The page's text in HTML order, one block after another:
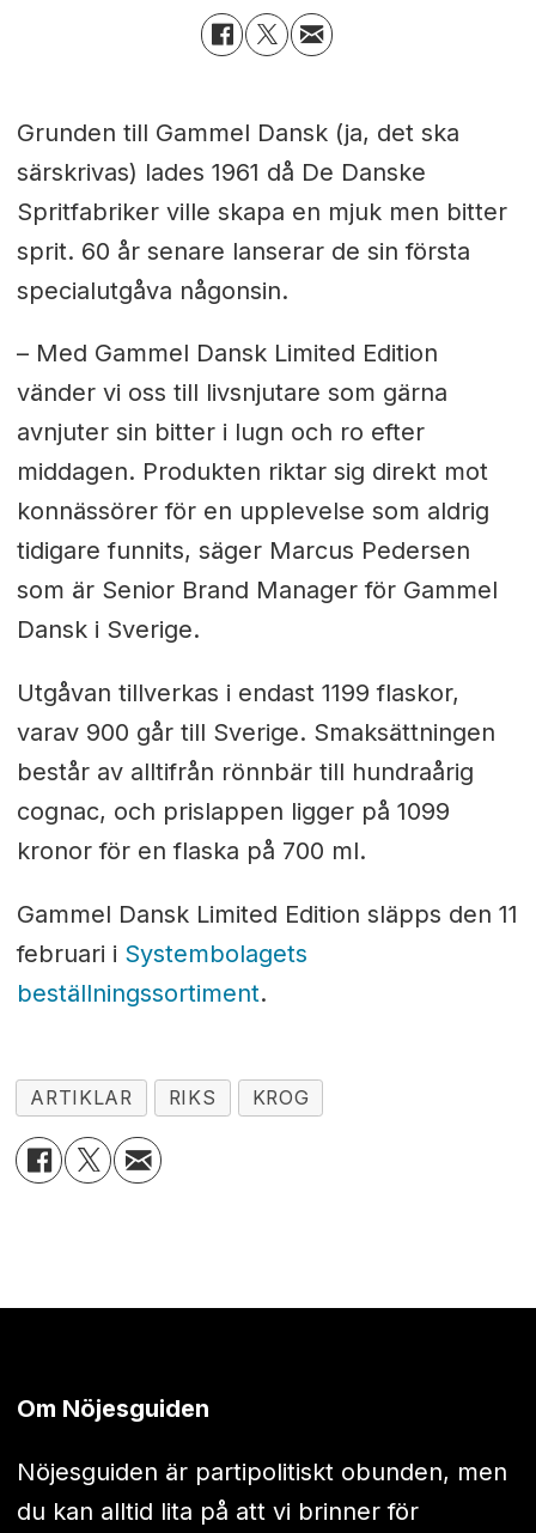
Grunden till Gammel Dansk (ja, det ska
särskrivas) lades 1961 då De Danske
Spritfabriker ville skapa en mjuk men bitter
sprit. 60 år senare lanserar de sin första
specialutgåva någonsin.
– Med Gammel Dansk Limited Edition
vänder vi oss till livsnjutare som gärna
avnjuter sin bitter i lugn och ro efter
middagen. Produkten riktar sig direkt mot
konnässörer för en upplevelse som aldrig
tidigare funnits, säger Marcus Pedersen
som är Senior Brand Manager för Gammel
Dansk i Sverige.
Utgåvan tillverkas i endast 1199 flaskor,
varav 900 går till Sverige. Smaksättningen
består av alltifrån rönnbär till hundraårig
cognac, och prislappen ligger på 1099
kronor för en flaska på 700 ml.
Gammel Dansk Limited Edition släpps den 11
februari i Systembolagets
beställningssortiment.
ARTIKLAR RIKS KROG
Om Nöjesguiden
Nöjesguiden är partipolitiskt obunden, men
du kan alltid lita på att vi brinner för